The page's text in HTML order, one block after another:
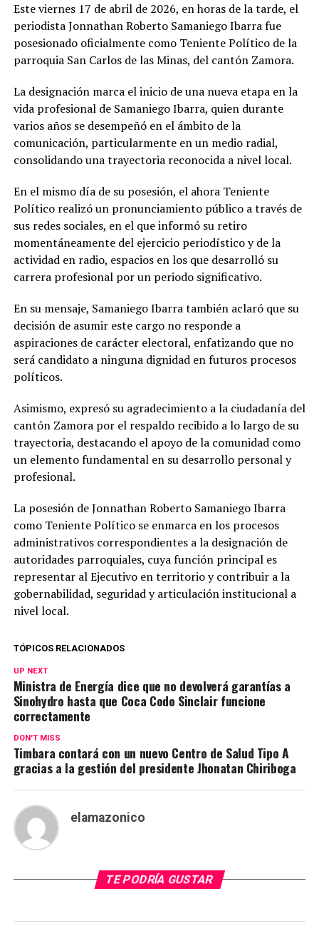
Este viernes 17 de abril de 2026, en horas de la tarde, el
periodista Jonnathan Roberto Samaniego Ibarra fue
posesionado oficialmente como Teniente Político de la
parroquia San Carlos de las Minas, del cantón Zamora.
La designación marca el inicio de una nueva etapa en la
vida profesional de Samaniego Ibarra, quien durante
varios años se desempeñó en el ámbito de la
comunicación, particularmente en un medio radial,
consolidando una trayectoria reconocida a nivel local.
En el mismo día de su posesión, el ahora Teniente
Político realizó un pronunciamiento público a través de
sus redes sociales, en el que informó su retiro
momentáneamente del ejercicio periodístico y de la
actividad en radio, espacios en los que desarrolló su
carrera profesional por un periodo significativo.
En su mensaje, Samaniego Ibarra también aclaró que su
decisión de asumir este cargo no responde a
aspiraciones de carácter electoral, enfatizando que no
será candidato a ninguna dignidad en futuros procesos
políticos.
Asimismo, expresó su agradecimiento a la ciudadanía del
cantón Zamora por el respaldo recibido a lo largo de su
trayectoria, destacando el apoyo de la comunidad como
un elemento fundamental en su desarrollo personal y
profesional.
La posesión de Jonnathan Roberto Samaniego Ibarra
como Teniente Político se enmarca en los procesos
administrativos correspondientes a la designación de
autoridades parroquiales, cuya función principal es
representar al Ejecutivo en territorio y contribuir a la
gobernabilidad, seguridad y articulación institucional a
nivel local.
TÓPICOS RELACIONADOS
UP NEXT
Ministra de Energía dice que no devolverá garantías a
Sinohydro hasta que Coca Codo Sinclair funcione
correctamente
DON'T MISS
Timbara contará con un nuevo Centro de Salud Tipo A
gracias a la gestión del presidente Jhonatan Chiriboga
elamazonico
TE PODRÍA GUSTAR